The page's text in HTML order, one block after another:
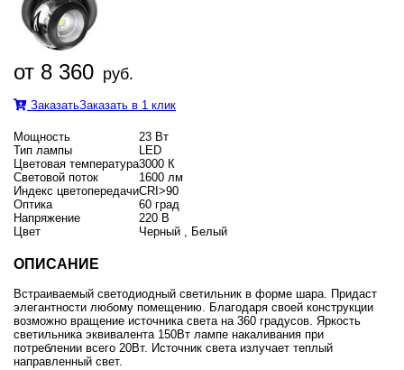
от 8 360 руб.
ЗаказатьЗаказать в 1 клик
Мощность
23 Вт
Тип лампы
LED
Цветовая температура3000 К
Световой поток
1600 лм
Индекс цветопередачиCRI>90
Оптика
60 град
Напряжение
220 В
Цвет
Черный , Белый
ОПИСАНИЕ
Встраиваемый светодиодный светильник в форме шара. Придаст
элегантности любому помещению. Благодаря своей конструкции
возможно вращение источника света на 360 градусов. Яркость
светильника эквивалента 150Вт лампе накаливания при
потреблении всего 20Вт. Источник света излучает теплый
направленный свет.